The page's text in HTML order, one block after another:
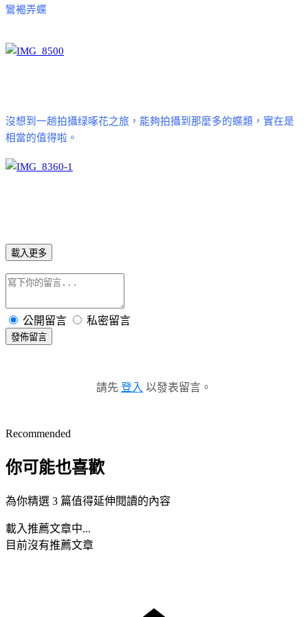
鸞褐弄蝶
沒想到一趟拍攝绿啄花之旅，能夠拍攝到那麼多的蝶類，實在是
相當的值得啦。
載入更多
公開留言 私密留言
發佈留言
請先 登入 以發表留言。
Recommended
你可能也喜歡
為你精選 3 篇值得延伸閱讀的內容
載入推薦文章中...
目前沒有推薦文章